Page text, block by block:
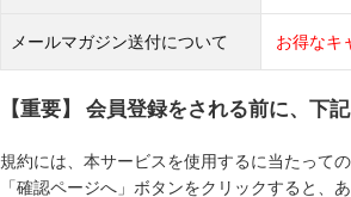
メールマガジン送付について お得なキ
【重要】 会員登録をされる前に、下
規約には、本サービスを使用するに当たって
「確認ページへ」ボタンをクリックすると、